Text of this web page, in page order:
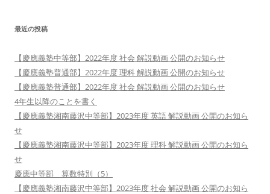
最近の投稿
【慶應義塾中等部】2022年度 社会 解説動画 公開のお知らせ
【慶應義塾普通部】2022年度 理科 解説動画 公開のお知らせ
【慶應義塾普通部】2022年度 社会 解説動画 公開のお知らせ
4年生以降のことを書く
【慶應義塾湘南藤沢中等部】2023年度 英語 解説動画 公開のお知ら
せ
【慶應義塾湘南藤沢中等部】2023年度 理科 解説動画 公開のお知ら
せ
慶應中等部 算数特別（5）
【慶應義塾湘南藤沢中等部】2023年度 社会 解説動画 公開のお知ら